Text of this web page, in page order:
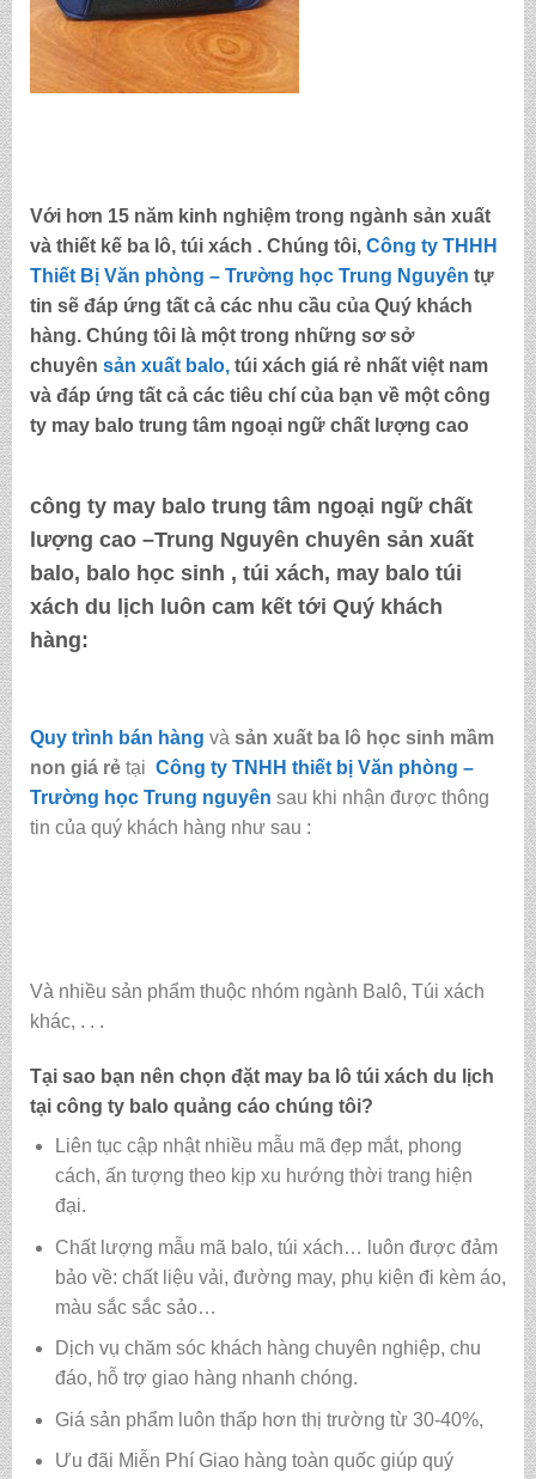
Với hơn 15 năm kinh nghiệm trong ngành sản xuất
và thiết kế ba lô, túi xách . Chúng tôi, Công ty THHH
Thiết Bị Văn phòng – Trường học Trung Nguyên tự
tin sẽ đáp ứng tất cả các nhu cầu của Quý khách
hàng. Chúng tôi là một trong những sơ sở
chuyên sản xuất balo,túi xách giá rẻ nhất việt nam
và đáp ứng tất cả các tiêu chí của bạn về một công
ty may balo trung tâm ngoại ngữ chất lượng cao
công ty may balo trung tâm ngoại ngữ chất
lượng cao –Trung Nguyên chuyên sản xuất
balo, balo học sinh , túi xách, may balo túi
xách du lịch luôn cam kết tới Quý khách
hàng:
Quy trình bán hàng và sản xuất ba lô học sinh mầm
non giá rẻ tại Công ty TNHH thiết bị Văn phòng –
Trường học Trung nguyên sau khi nhận được thông
tin của quý khách hàng như sau :
Và nhiều sản phẩm thuộc nhóm ngành Balô, Túi xách
khác, . . .
Tại sao bạn nên chọn đặt may ba lô túi xách du lịch
tại công ty balo quảng cáo chúng tôi?
Liên tục cập nhật nhiều mẫu mã đẹp mắt, phong
cách, ấn tượng theo kịp xu hướng thời trang hiện
đại.
Chất lượng mẫu mã balo, túi xách…
luôn được đảm
bảo về: chất liệu vải, đường may, phụ kiện đi kèm áo,
màu sắc sắc sảo…
Dịch vụ chăm sóc khách hàng chuyên nghiệp, chu
đáo, hỗ trợ giao hàng nhanh chóng.
Giá sản phẩm luôn thấp hơn thị trường từ 30-40%,
Ưu đãi Miễn Phí Giao hàng toàn quốc giúp quý